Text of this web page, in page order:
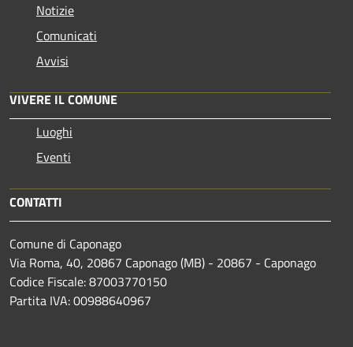
Notizie
Comunicati
Avvisi
VIVERE IL COMUNE
Luoghi
Eventi
CONTATTI
Comune di Caponago
Via Roma, 40, 20867 Caponago (MB) - 20867 - Caponago
Codice Fiscale: 87003770150
Partita IVA: 00988640967